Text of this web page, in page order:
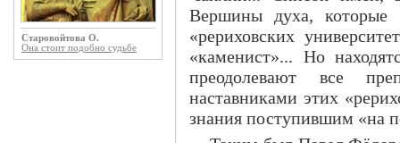
Старовойтова О.
Она стоит подобно судьбе
Вершины духа, которые
«рериховских
«каменист»... Но
преодолевают все
наставниками этих
знания поступившим «на